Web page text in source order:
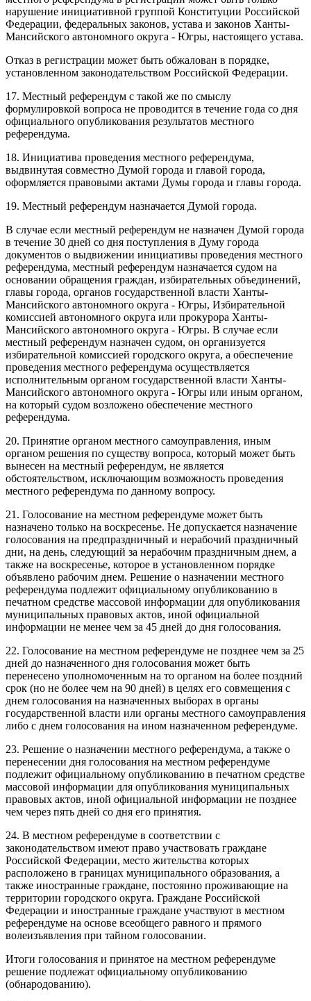
нарушение инициативной группой Конституции Российской
Федерации, федеральных законов, устава и законов Ханты-
Мансийского автономного округа - Югры, настоящего устава.
Отказ в регистрации может быть обжалован в порядке,
установленном законодательством Российской Федерации.
17. Местный референдум с такой же по смыслу
формулировкой вопроса не проводится в течение года со дня
официального опубликования результатов местного
референдума.
18. Инициатива проведения местного референдума,
выдвинутая совместно Думой города и главой города,
оформляется правовыми актами Думы города и главы города.
19. Местный референдум назначается Думой города.
В случае если местный референдум не назначен Думой города
в течение 30 дней со дня поступления в Думу города
документов о выдвижении инициативы проведения местного
референдума, местный референдум назначается судом на
основании обращения граждан, избирательных объединений,
главы города, органов государственной власти Ханты-
Мансийского автономного округа - Югры, Избирательной
комиссией автономного округа или прокурора Ханты-
Мансийского автономного округа - Югры. В случае если
местный референдум назначен судом, он организуется
избирательной комиссией городского округа, а обеспечение
проведения местного референдума осуществляется
исполнительным органом государственной власти Ханты-
Мансийского автономного округа - Югры или иным органом,
на который судом возложено обеспечение местного
референдума.
20. Принятие органом местного самоуправления, иным
органом решения по существу вопроса, который может быть
вынесен на местный референдум, не является
обстоятельством, исключающим возможность проведения
местного референдума по данному вопросу.
21. Голосование на местном референдуме может быть
назначено только на воскресенье. Не допускается назначение
голосования на предпраздничный и нерабочий праздничный
дни, на день, следующий за нерабочим праздничным днем, а
также на воскресенье, которое в установленном порядке
объявлено рабочим днем. Решение о назначении местного
референдума подлежит официальному опубликованию в
печатном средстве массовой информации для опубликования
муниципальных правовых актов, иной официальной
информации не менее чем за 45 дней до дня голосования.
22. Голосование на местном референдуме не позднее чем за 25
дней до назначенного дня голосования может быть
перенесено уполномоченным на то органом на более поздний
срок (но не более чем на 90 дней) в целях его совмещения с
днем голосования на назначенных выборах в органы
государственной власти или органы местного самоуправления
либо с днем голосования на ином назначенном референдуме.
23. Решение о назначении местного референдума, а также о
перенесении дня голосования на местном референдуме
подлежит официальному опубликованию в печатном средстве
массовой информации для опубликования муниципальных
правовых актов, иной официальной информации не позднее
чем через пять дней со дня его принятия.
24. В местном референдуме в соответствии с
законодательством имеют право участвовать граждане
Российской Федерации, место жительства которых
расположено в границах муниципального образования, а
также иностранные граждане, постоянно проживающие на
территории городского округа. Граждане Российской
Федерации и иностранные граждане участвуют в местном
референдуме на основе всеобщего равного и прямого
волеизъявления при тайном голосовании.
Итоги голосования и принятое на местном референдуме
решение подлежат официальному опубликованию
(обнародованию).